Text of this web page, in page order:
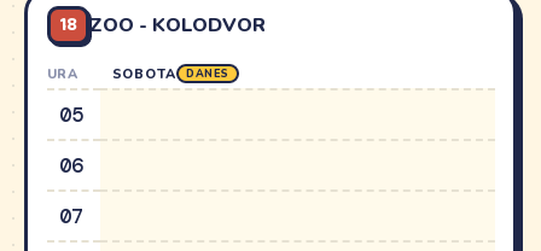
18 ZOO - KOLODVOR
URA SOBOTA DANES
05
06
07